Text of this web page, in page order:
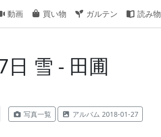
動画 買い物 ガルテン 読み物
雪 - 田圃
写真一覧 アルバム 2018-01-27